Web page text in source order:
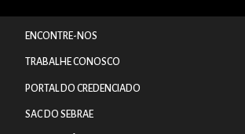
ENCONTRE-NOS
TRABALHE CONOSCO
PORTAL DO CREDENCIADO
SAC DO SEBRAE